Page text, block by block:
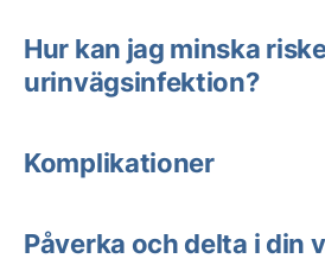
Hur kan jag minska
urinvägsinfektion?
Komplikationer
Påverka och delta i din